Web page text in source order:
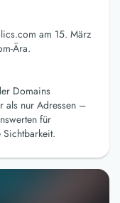
am 15. März
Ära.
Domains
als nur Adressen –
für